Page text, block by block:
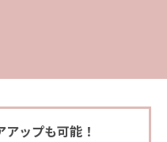
ップも可能！